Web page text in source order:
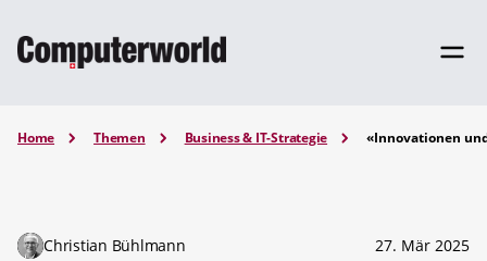
Home Themen Business & IT-Strategie «Innovationen
Christian Bühlmann 27. Mär 2025